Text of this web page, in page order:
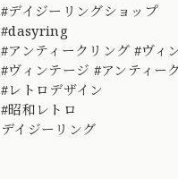
#デイジーリングショップ
#dasyring
#アンティークリング #ヴィ
#ヴィンテージ #アンティー
#レトロデザイン
#昭和レトロ
デイジーリング